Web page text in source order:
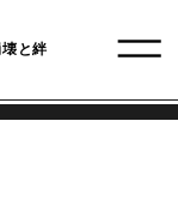
と絆